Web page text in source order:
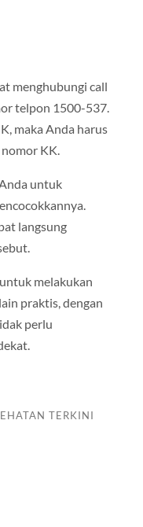
menghubungi call
telpon 1500-537.
maka Anda harus
KK.
untuk
langsung
melakukan
praktis, dengan
perlu
TERKINI